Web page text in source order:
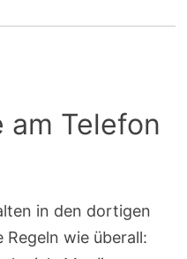
am Telefon
in den dortigen
wie überall: